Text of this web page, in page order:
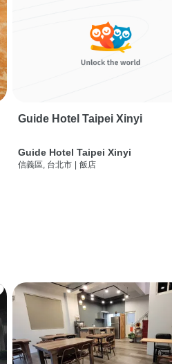
Guide Hotel Taipei Xinyi
Guide Hotel Taipei Xinyi
信義區, 台北市 | 飯店